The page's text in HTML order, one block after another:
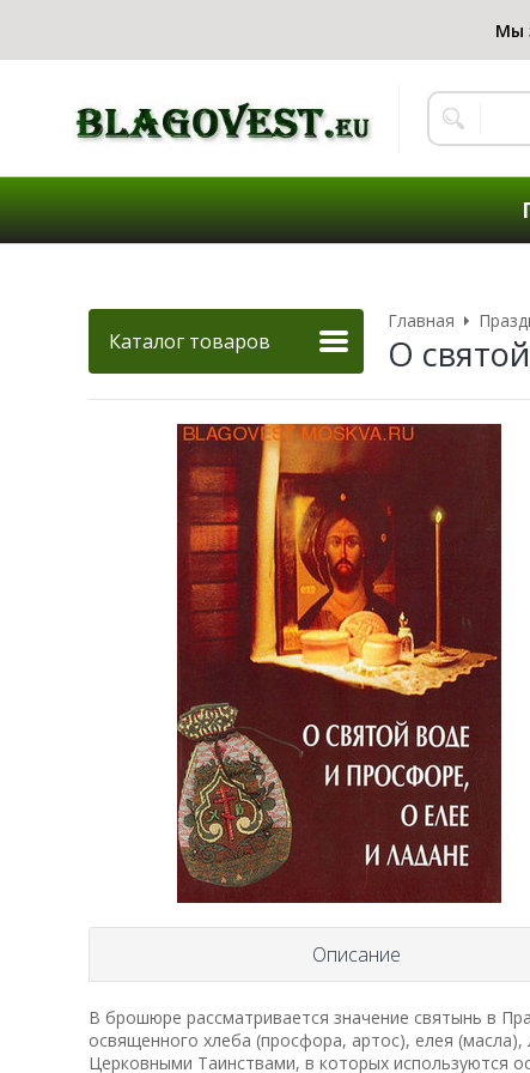
Каталог товаров
Главная
О
Описание
В брошюре рассматривается значение святынь в
освященного хлеба (просфора, артос), елея
Церковными Таинствами, в которых используются